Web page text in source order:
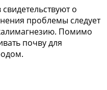
о
проблемы следует
Помимо
почву для